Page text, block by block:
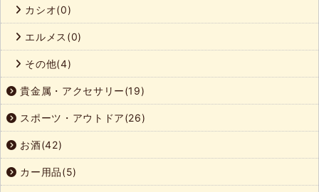
カシオ(0)
エルメス(0)
その他(4)
貴金属・アクセサリー(19)
スポーツ・アウトドア(26)
お酒(42)
カー用品(5)